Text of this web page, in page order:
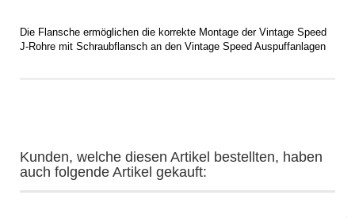
Die Flansche ermöglichen die korrekte Montage der Vintage Speed
J-Rohre mit Schraubflansch an den Vintage Speed Auspuffanlagen
Kunden, welche diesen Artikel bestellten, haben
auch folgende Artikel gekauft: